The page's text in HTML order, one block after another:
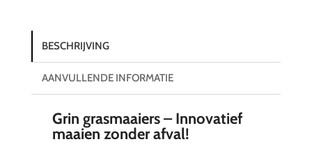
BESCHRIJVING
AANVULLENDE INFORMATIE
Grin grasmaaiers – Innovatief
maaien zonder afval!